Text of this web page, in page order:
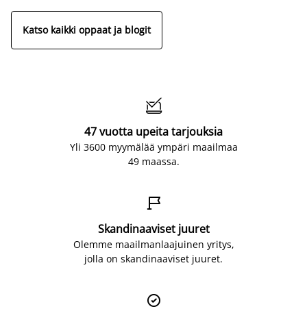
Katso kaikki oppaat ja blogit

47 vuotta upeita tarjouksia
Yli 3600 myymälää ympäri maailmaa
49 maassa.

Skandinaaviset juuret
Olemme maailmanlaajuinen yritys,
jolla on skandinaaviset juuret.
